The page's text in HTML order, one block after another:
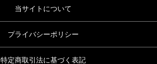
当サイトについて
プライバシーポリシー
特定商取引法に基づく表記